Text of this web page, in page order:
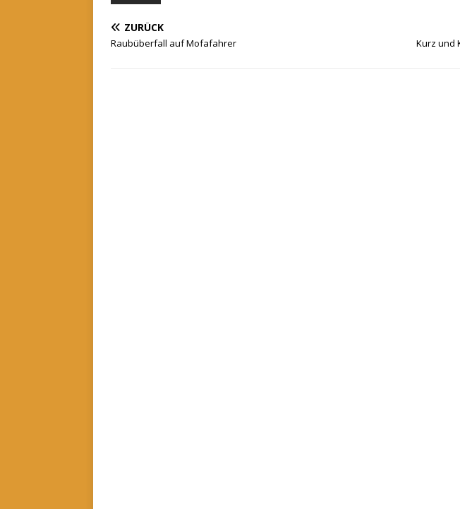
ZURÜCK
Raubüberfall auf Mofafahrer Kurz und